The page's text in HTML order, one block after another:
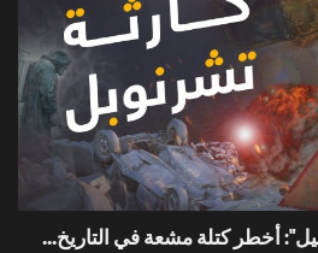
أخطر كتلة مشعة في التاريخ...